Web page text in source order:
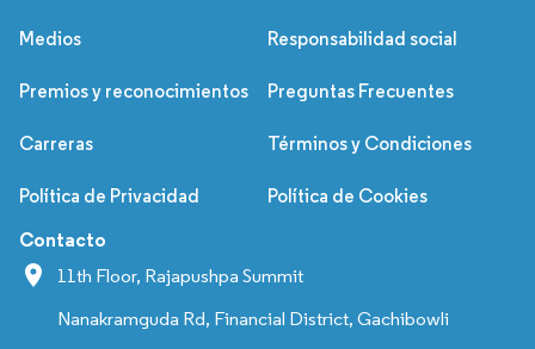
Medios Responsabilidad social
Premios y reconocimientos Preguntas Frecuentes
Carreras Términos y Condiciones
Política de Privacidad Política de Cookies
Contacto
11th Floor, Rajapushpa Summit
Nanakramguda Rd, Financial District, Gachibowli